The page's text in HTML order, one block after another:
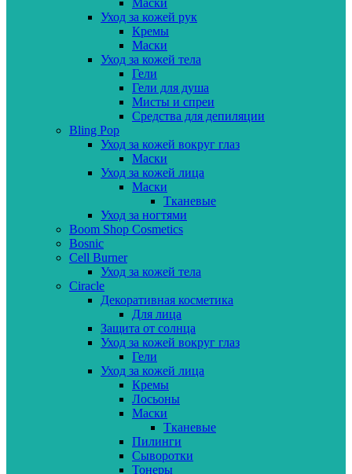
Уход за кожей рук
Кремы
Маски
Уход за кожей тела
Гели
Гели для душа
Мисты и спреи
Средства для депиляции
Bling Pop
Уход за кожей вокруг глаз
Маски
Уход за кожей лица
Маски
Тканевые
Уход за ногтями
Boom Shop Cosmetics
Bosnic
Cell Burner
Уход за кожей тела
Ciracle
Декоративная косметика
Для лица
Защита от солнца
Уход за кожей вокруг глаз
Гели
Уход за кожей лица
Кремы
Лосьоны
Маски
Тканевые
Пилинги
Сыворотки
Тонеры